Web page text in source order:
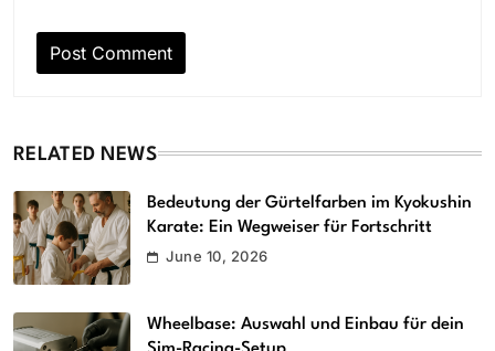
RELATED NEWS
Bedeutung der Gürtelfarben im Kyokushin
Karate: Ein Wegweiser für Fortschritt
June 10, 2026
Wheelbase: Auswahl und Einbau für dein